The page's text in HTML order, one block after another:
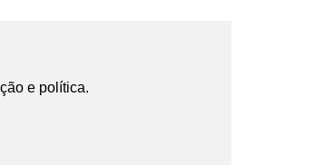
e política.